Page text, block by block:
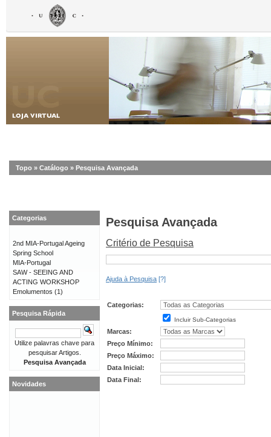
Topo » Catálogo » Pesquisa Avançada
Pesquisa Avançada
Critério de Pesquisa
Ajuda à Pesquisa [?]
Categorias:
Incluir Sub-Categorias
Marcas:
Preço Mínimo:
Preço Máximo:
Data Inicial:
Data Final:
Categorias
2nd MIA-Portugal Ageing
Spring School
MIA-Portugal
SAW - SEEING AND
ACTING WORKSHOP
Emolumentos (1)
Pesquisa Rápida
Utilize palavras chave para
pesquisar Artigos.
Pesquisa Avançada
Novidades